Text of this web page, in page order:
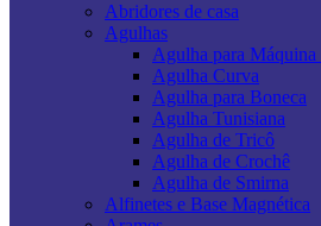
Abridores de casa
Agulhas
Agulha para Máquina
Agulha Curva
Agulha para Boneca
Agulha Tunisiana
Agulha de Tricô
Agulha de Crochê
Agulha de Smirna
Alfinetes e Base Magnética